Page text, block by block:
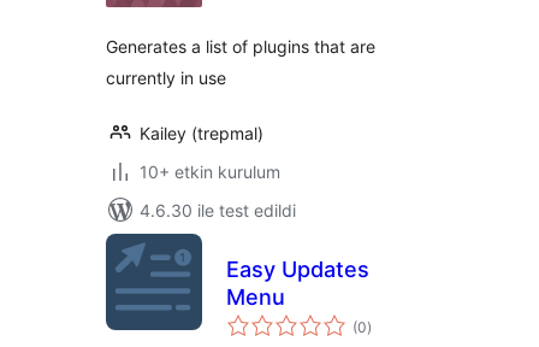
Generates a list of plugins that are
currently in use
Kailey (trepmal)
10+ etkin kurulum
4.6.30 ile test edildi
Easy Updates
Menu
(0toplam
puan
)